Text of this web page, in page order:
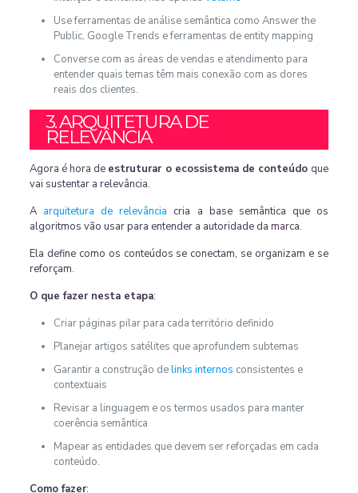
Use ferramentas de análise semântica como Answer the
Public, Google Trends e ferramentas de entity mapping
Converse com as áreas de vendas e atendimento para
entender quais temas têm mais conexão com as dores
reais dos clientes.
3. ARQUITETURA DE
RELEVÂNCIA
Agora é hora de estruturar o ecossistema de conteúdo que
vai sustentar a relevância.
A arquitetura de relevância cria a base semântica que os
algoritmos vão usar para entender a autoridade da marca.
Ela define como os conteúdos se conectam, se organizam e se
reforçam.
O que fazer nesta etapa:
Criar páginas pilar para cada território definido
Planejar artigos satélites que aprofundem subtemas
Garantir a construção delinks internos consistentes e
contextuais
Revisar a linguagem e os termos usados para manter
coerência semântica
Mapear as entidades que devem ser reforçadas em cada
conteúdo.
Como fazer: